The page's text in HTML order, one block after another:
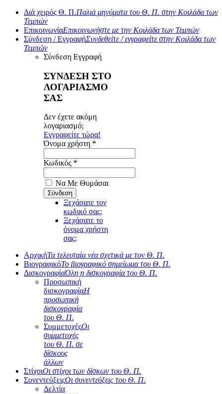
Διά χειρός Θ. Π.Παλιά μηνύματα του Θ. Π. στην Κοιλάδα των
Τεμπών
ΕπικοινωνίαΕπικοινωνήστε με την Κοιλάδα των Τεμπών
Σύνδεση / ΕγγραφήΣυνδεθείτε / εγγραφείτε στην Κοιλάδα των
Τεμπών
Σύνδεση Εγγραφή
ΣΥΝΔΕΣΗ ΣΤΟ
ΛΟΓΑΡΙΑΣΜΟ
ΣΑΣ
Δεν έχετε ακόμη
λογαριασμό;
Εγγραφείτε τώρα!
Όνομα χρήστη *
Κωδικός *
Να Με Θυμάσαι
Ξεχάσατε τον
κωδικό σας;
Ξεχάσατε το
όνομα χρήστη
σας;
ΑρχικήΤα τελευταία νέα σχετικά με τον Θ. Π.
ΒιογραφικόΤο βιογραφικό σημείωμα του Θ. Π.
ΔισκογραφίαΌλη η δισκογραφία του Θ. Π.
Προσωπική
δισκογραφίαΗ
προσωπική
δισκογραφία
του Θ. Π.
ΣυμμετοχέςΟι
συμμετοχές
του Θ. Π. σε
δίσκους
άλλων
ΣτίχοιΟι στίχοι των δίσκων του Θ. Π.
ΣυνεντεύξειςΟι συνεντεύξεις του Θ. Π.
Δελτία